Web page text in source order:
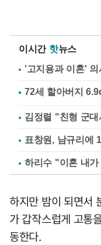
이시간 핫뉴스
'고지용과 이혼'
김정렬 "친형 군
표창원, 남규리에
하리수 "이혼 내
하지만 밤이 되면서
가 갑작스럽게 고통
동한다.